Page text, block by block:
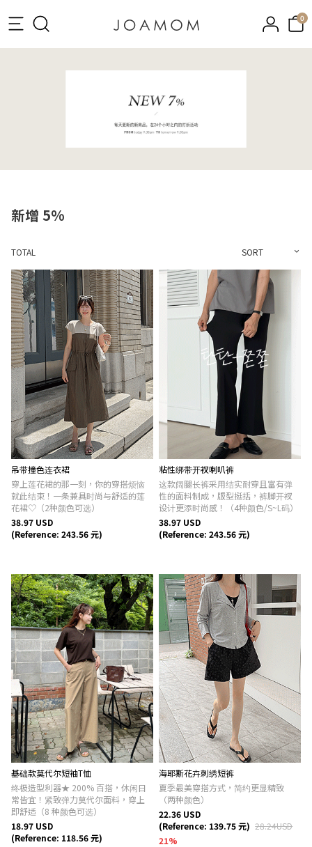
0
新增 5%
TOTAL
吊带撞色连衣裙
穿上莲花裙的那一刻，你的穿搭烦恼
就此结束！一条兼具时尚与舒适的莲
花裙♡（2种颜色可选）
38.97 USD
(Reference: 243.56 元)
粘性绑带开衩喇叭裤
这款阔腿长裤采用结实耐穿且富有弹
性的面料制成，版型挺括，裤脚开衩
设计更添时尚感！（4种颜色/S~L码）
38.97 USD
(Reference: 243.56 元)
基础款莫代尔短袖T恤
终极造型利器★ 200% 百搭，休闲日
常皆宜！紧致弹力莫代尔面料，穿上
即舒适（8 种颜色可选）
18.97 USD
(Reference: 118.56 元)
海耶斯花卉刺绣短裤
夏季最美穿搭方式，简约更显精致
（两种颜色）
22.36 USD
(Reference: 139.75 元) 28.24USD
21%